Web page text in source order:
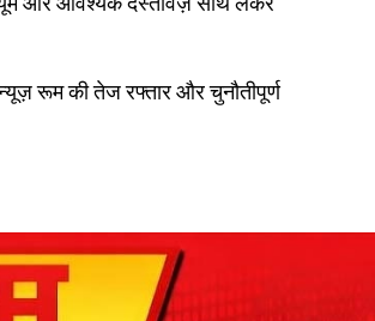
रूम की तेज रफ्तार और चुनौतीपूर्ण